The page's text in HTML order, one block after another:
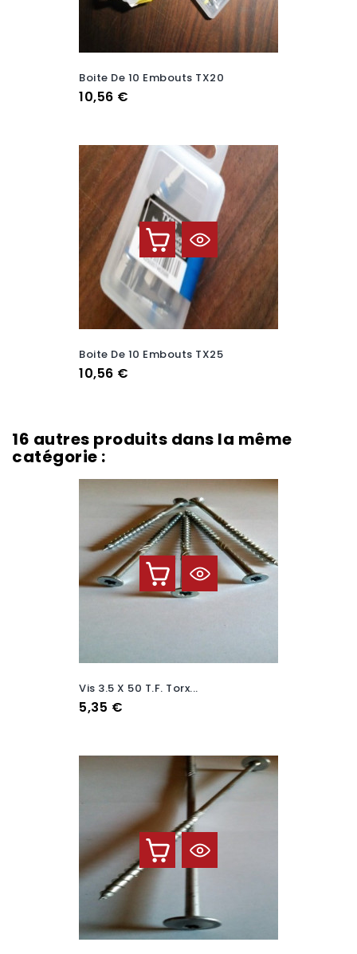
Boite De 10 Embouts TX20
Prix
10,56 €
Boite De 10 Embouts TX25
Prix
10,56 €
16 autres produits dans la même
catégorie :
Vis 3.5 X 50 T.F. Torx...
Prix
5,35 €